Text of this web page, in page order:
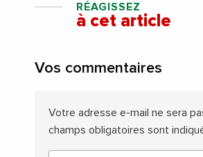
RÉAGISSEZ
à cet article
Vos commentaires
Votre adresse e-mail ne sera
champs obligatoires sont